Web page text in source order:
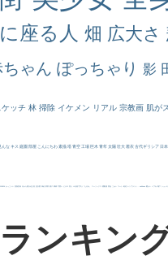
座る人 畑 広大さ
ゃん ぽっちゃり 影
ケッチ 林 掃除 イケメン リアル 宗教画 肌が
んな キス 庭園 部屋 こんにちわ 素描 塔 青空 工場 巨木 青年 太陽 壮大 着衣 古代ギリシア 日
114514 かっこいい 受胎告知 天から覗き込む顔 設計図 挿絵 群衆 親子 裸婦 可愛い ピサロ ＃名画で学ぶ「たるみ」 ニーソックス 躍動感 黄色 こわい コート 畦道 レンブラント・ sekkusu 暖かい バブみ 靴下 ショッ
ンキン